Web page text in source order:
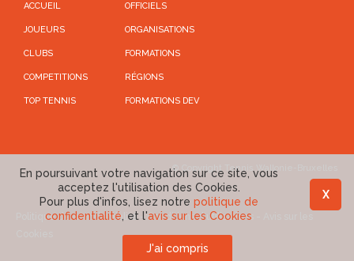
ACCUEIL
JOUEURS
CLUBS
COMPETITIONS
TOP TENNIS
OFFICIELS
ORGANISATIONS
FORMATIONS
RÉGIONS
FORMATIONS DEV
© Copyright Tennis Wallonie-Bruxelles
Politique de confidentialité-Conditions d'utilisations
X
En poursuivant votre navigation sur ce site, vous
acceptez l'utilisation des Cookies.
Pour plus d'infos, lisez notre politique de
confidentialité , et l'avis sur les Cookies
J'ai compris